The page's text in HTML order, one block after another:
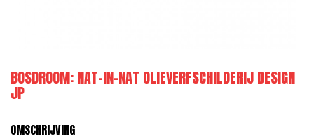
BOSDROOM: NAT-IN-NAT OLIEVERFSCHILDERIJ DESIGN
JP
OMSCHRIJVING